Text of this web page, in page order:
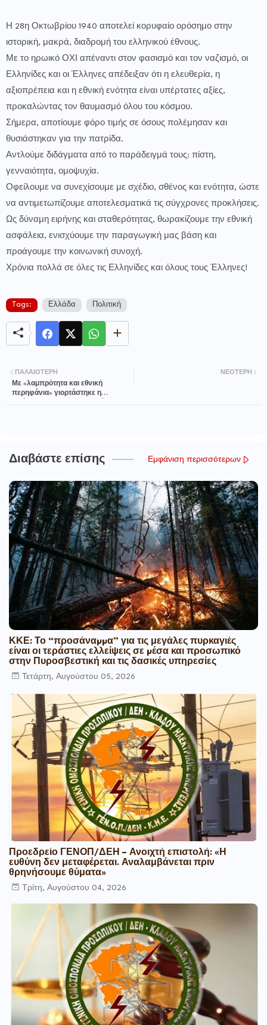
Η 28η Οκτωβρίου 1940 αποτελεί κορυφαίο ορόσημο στην
ιστορική, μακρά, διαδρομή του ελληνικού έθνους.
Με το ηρωικό ΟΧΙ απέναντι στον φασισμό και τον ναζισμό, οι
Ελληνίδες και οι Έλληνες απέδειξαν ότι η ελευθερία, η
αξιοπρέπεια και η εθνική ενότητα είναι υπέρτατες αξίες,
προκαλώντας τον θαυμασμό όλου του κόσμου.
Σήμερα, αποτίουμε φόρο τιμής σε όσους πολέμησαν και
θυσιάστηκαν για την πατρίδα.
Αντλούμε διδάγματα από το παράδειγμά τους: πίστη,
γενναιότητα, ομοψυχία.
Οφείλουμε να συνεχίσουμε με σχέδιο, σθένος και ενότητα, ώστε
να αντιμετωπίζουμε αποτελεσματικά τις σύγχρονες προκλήσεις.
Ως δύναμη ειρήνης και σταθερότητας, θωρακίζουμε την εθνική
ασφάλεια, ενισχύουμε την παραγωγική μας βάση και
προάγουμε την κοινωνική συνοχή.
Χρόνια πολλά σε όλες τις Ελληνίδες και όλους τους Έλληνες!
Tags: Ελλάδα Πολιτική
ΝΕΌΤΕΡΗ
ΠΑΛΑΙΌΤΕΡΗ
Με «λαμπρότητα και εθνική
περηφάνια» γιορτάστηκε η
Διαβάστε επίσης Εμφάνιση περισσότερων
ΚΚΕ: Το “προσάναµµα” για τις μεγάλες πυρκαγιές
είναι οι τεράστιες ελλείψεις σε µέσα και προσωπικό
στην Πυροσβεστική και τις δασικές υπηρεσίες
Τετάρτη, Αυγούστου 05, 2026
Προεδρείο ΓΕΝΟΠ/ΔΕΗ – Ανοιχτή επιστολή: «Η
ευθύνη δεν μεταφέρεται. Αναλαμβάνεται πριν
θρηνήσουμε θύματα»
Τρίτη, Αυγούστου 04, 2026